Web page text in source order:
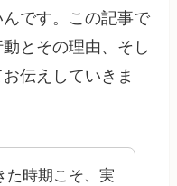
です。この記事で
とその理由、そし
伝えしていきま
た時期こそ、実